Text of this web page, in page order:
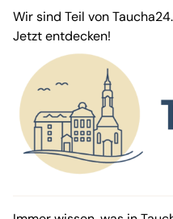
Wir sind Teil von
Jetzt entdecken!